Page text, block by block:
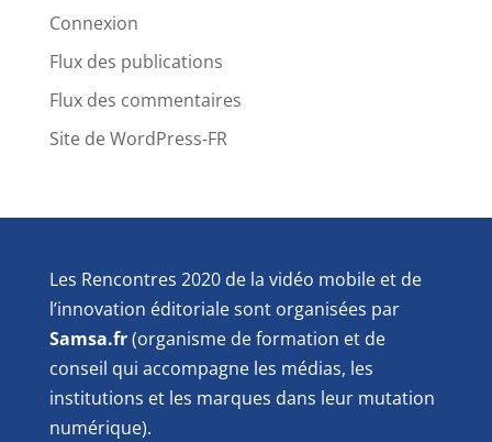
Connexion
Flux des publications
Flux des commentaires
Site de WordPress-FR
Les Rencontres 2020 de la vidéo mobile et de
l’innovation éditoriale sont organisées par
Samsa.fr(organisme de formation et de
conseil qui accompagne les médias, les
institutions et les marques dans leur mutation
numérique).